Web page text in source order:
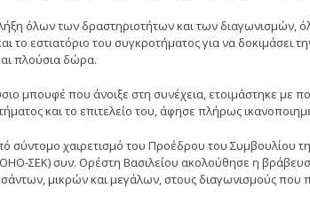
όλων των δραστηριοτήτων και των διαγωνισμών,
το εστιατόριο του συγκροτήματος για να δοκιμάσει
πλούσια δώρα.
μπουφέ που άνοιξε στη συνέχεια, ετοιμάστηκε με
και το επιτελείο του, άφησε πλήρως
σύντομο χαιρετισμό του Προέδρου του Συμβουλίου
ΣΕΚ) συν. Ορέστη Βασιλείου ακολούθησε η
μικρών και μεγάλων, στους διαγωνισμούς που